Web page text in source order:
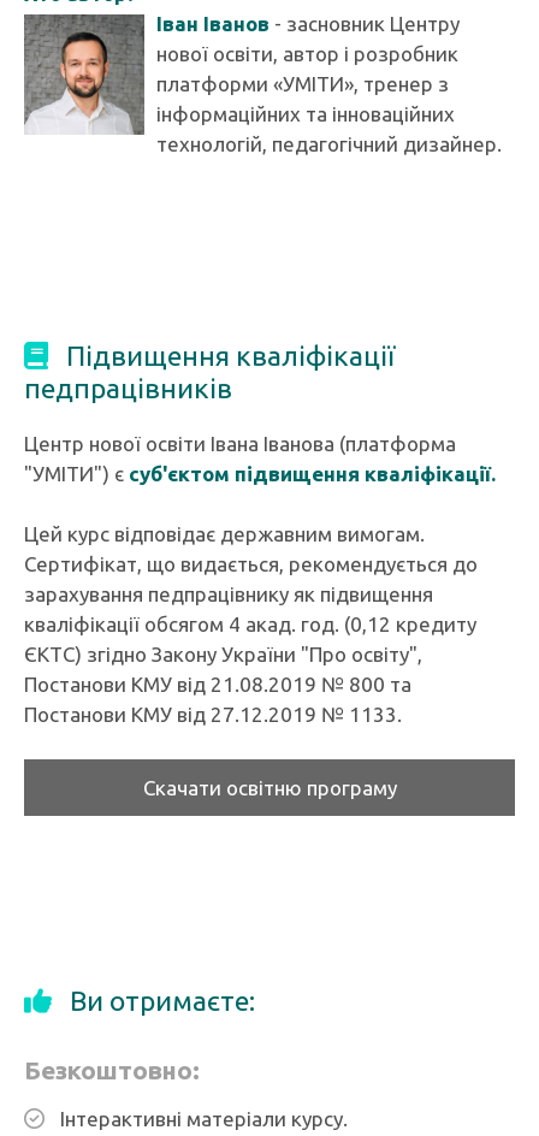
Іван Іванов - засновник Центру
нової освіти, автор і розробник
платформи «УМІТИ», тренер з
інформаційних та інноваційних
технологій, педагогічний дизайнер.
Підвищення кваліфікації
педпрацівників
Центр нової освіти Івана Іванова (платформа
"УМІТИ") є суб'єктом підвищення кваліфікації.
Цей курс відповідає державним вимогам.
Сертифікат, що видається, рекомендується до
зарахування педпрацівнику як підвищення
кваліфікації обсягом 4 акад. год. (0,12 кредиту
ЄКТС) згідно Закону України "Про освіту",
Постанови КМУ від 21.08.2019 № 800 та
Постанови КМУ від 27.12.2019 № 1133.
Скачати освітню програму
Ви отримаєте:
Безкоштовно:
Інтерактивні матеріали курсу.